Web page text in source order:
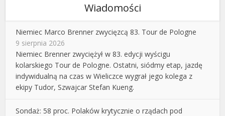
Wiadomości
Niemiec Marco Brenner zwycięzcą 83. Tour de Pologne
9 sierpnia 2026
Niemiec Brenner zwyciężył w 83. edycji wyścigu
kolarskiego Tour de Pologne. Ostatni, siódmy etap, jazdę
indywidualną na czas w Wieliczce wygrał jego kolega z
ekipy Tudor, Szwajcar Stefan Kueng.
Sondaż: 58 proc. Polaków krytycznie o rządach pod